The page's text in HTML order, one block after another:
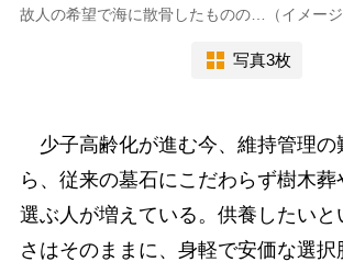
故人の希望で海に散骨したものの…（イメージ
写真3枚
少子高齢化が進む今、維持管理の
ら、従来の墓石にこだわらず樹木葬
選ぶ人が増えている。供養したいと
さはそのままに、身軽で安価な選択